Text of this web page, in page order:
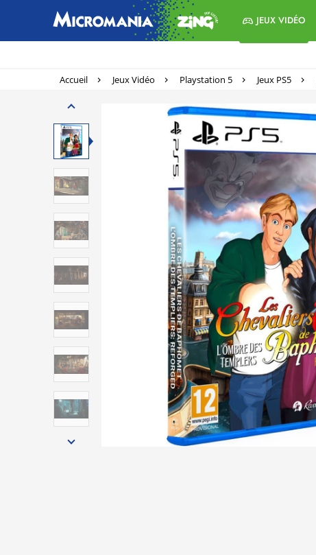
JEUX VIDÉO
Accueil Jeux Vidéo Playstation 5 Jeux PS5